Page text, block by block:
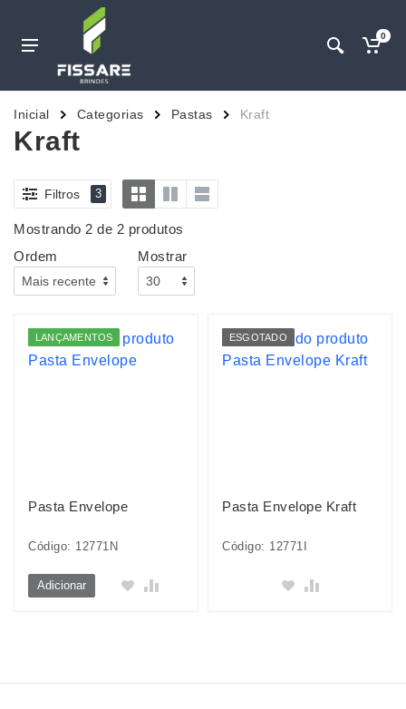
0
Inicial Categorias Pastas Kraft
Kraft
Filtros 3
Mostrando 2 de 2 produtos
Ordem
Mostrar
LANÇAMENTOS
Pasta Envelope
Código: 12771N
Adicionar
ESGOTADO
Pasta Envelope Kraft
Código: 12771I